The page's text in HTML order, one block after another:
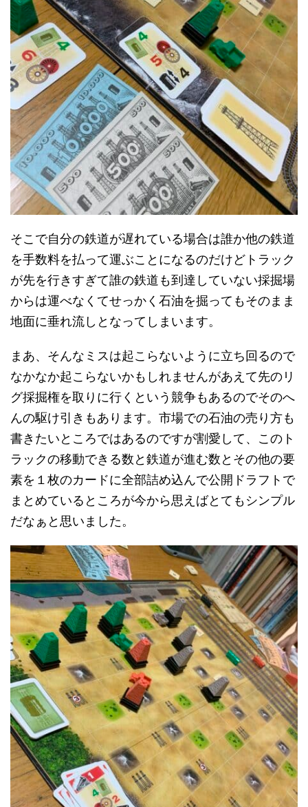
そこで自分の鉄道が遅れている場合は誰か他の鉄道
を手数料を払って運ぶことになるのだけどトラック
が先を行きすぎて誰の鉄道も到達していない採掘場
からは運べなくてせっかく石油を掘ってもそのまま
地面に垂れ流しとなってしまいます。
まあ、そんなミスは起こらないように立ち回るので
なかなか起こらないかもしれませんがあえて先のリ
グ採掘権を取りに行くという競争もあるのでそのへ
んの駆け引きもあります。市場での石油の売り方も
書きたいところではあるのですが割愛して、このト
ラックの移動できる数と鉄道が進む数とその他の要
素を１枚のカードに全部詰め込んで公開ドラフトで
まとめているところが今から思えばとてもシンプル
だなぁと思いました。